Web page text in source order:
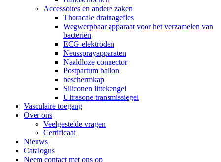
Accessoires en andere zaken
Thoracale drainagefles
Wegwerpbaar apparaat voor het verzamelen van
bacteriën
ECG-elektroden
Neussprayapparaten
Naaldloze connector
Postpartum ballon
beschermkap
Siliconen littekengel
Ultrasone transmissiegel
Vasculaire toegang
Over ons
Veelgestelde vragen
Certificaat
Nieuws
Catalogus
Neem contact met ons op